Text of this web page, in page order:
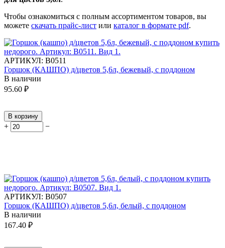
Чтобы ознакомиться с полным ассортиментом товаров, вы
можете скачать прайс-лист или каталог в формате pdf.
АРТИКУЛ: В0511
Горшок (КАШПО) д/цветов 5,6л, бежевый, с поддоном
В наличии
95.60 ₽
В корзину
+ −
АРТИКУЛ: В0507
Горшок (КАШПО) д/цветов 5,6л, белый, с поддоном
В наличии
167.40 ₽